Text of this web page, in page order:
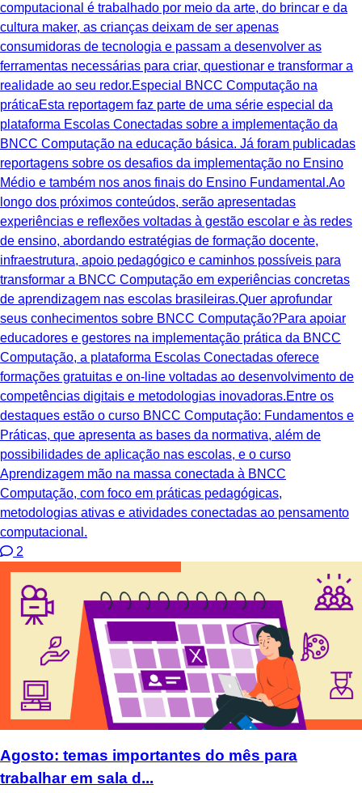
computacional é trabalhado por meio da arte, do brincar e da
cultura maker, as crianças deixam de ser apenas
consumidoras de tecnologia e passam a desenvolver as
ferramentas necessárias para criar, questionar e transformar a
realidade ao seu redor.Especial BNCC Computação na
práticaEsta reportagem faz parte de uma série especial da
plataforma Escolas Conectadas sobre a implementação da
BNCC Computação na educação básica. Já foram publicadas
reportagens sobre os desafios da implementação no Ensino
Médio e também nos anos finais do Ensino Fundamental.Ao
longo dos próximos conteúdos, serão apresentadas
experiências e reflexões voltadas à gestão escolar e às redes
de ensino, abordando estratégias de formação docente,
infraestrutura, apoio pedagógico e caminhos possíveis para
transformar a BNCC Computação em experiências concretas
de aprendizagem nas escolas brasileiras.Quer aprofundar
seus conhecimentos sobre BNCC Computação?Para apoiar
educadores e gestores na implementação prática da BNCC
Computação, a plataforma Escolas Conectadas oferece
formações gratuitas e on-line voltadas ao desenvolvimento de
competências digitais e metodologias inovadoras.Entre os
destaques estão o curso BNCC Computação: Fundamentos e
Práticas, que apresenta as bases da normativa, além de
possibilidades de aplicação nas escolas, e o curso
Aprendizagem mão na massa conectada à BNCC
Computação, com foco em práticas pedagógicas,
metodologias ativas e atividades conectadas ao pensamento
computacional.
2
Agosto: temas importantes do mês para
trabalhar em sala d...